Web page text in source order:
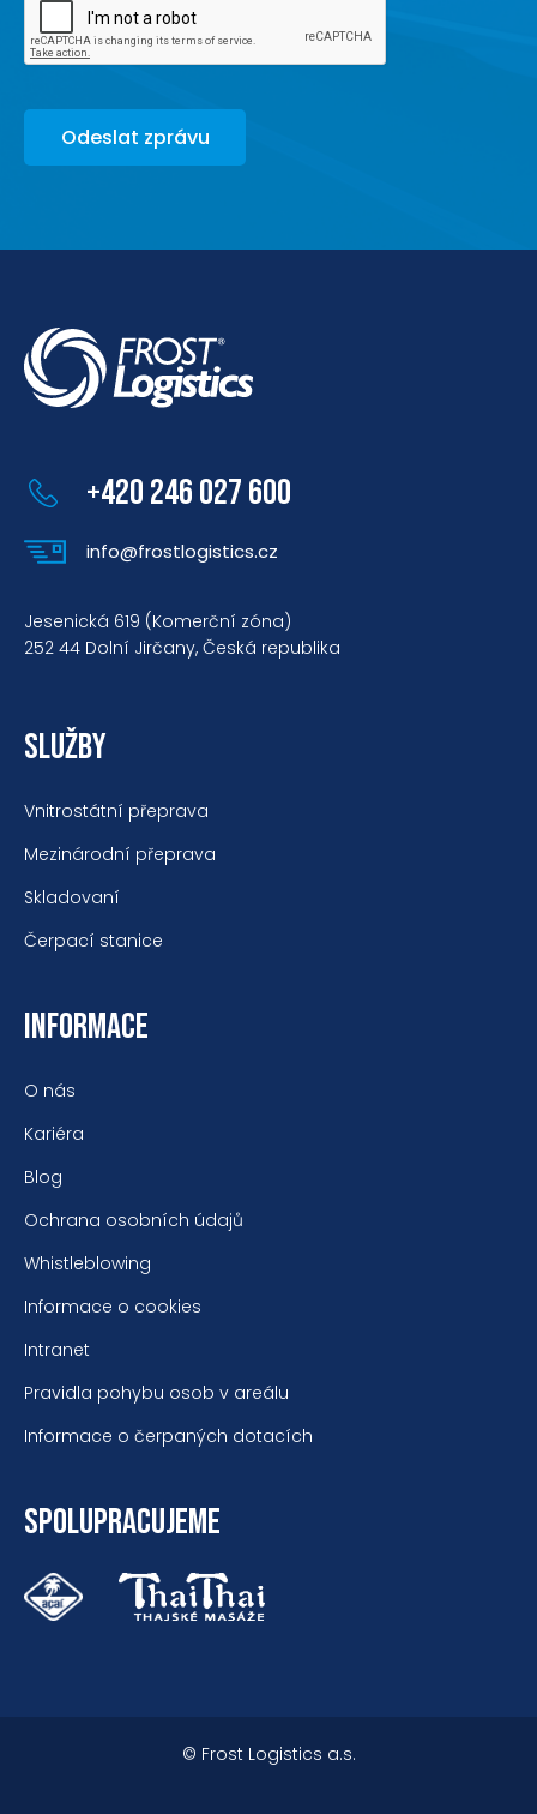
Odeslat zprávu
+420 246 027 600
info@frostlogistics.cz
Jesenická 619 (Komerční zóna)
252 44 Dolní Jirčany, Česká republika
SLUŽBY
Vnitrostátní přeprava
Mezinárodní přeprava
Skladovaní
Čerpací stanice
INFORMACE
O nás
Kariéra
Blog
Ochrana osobních údajů
Whistleblowing
Informace o cookies
Intranet
Pravidla pohybu osob v areálu
Informace o čerpaných dotacích
SPOLUPRACUJEME
© Frost Logistics a.s.